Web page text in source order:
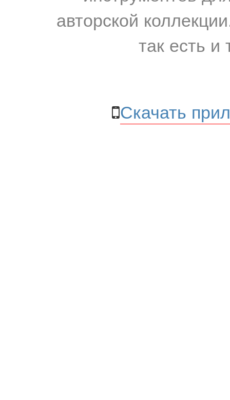
авторской
так есть и
Скачать